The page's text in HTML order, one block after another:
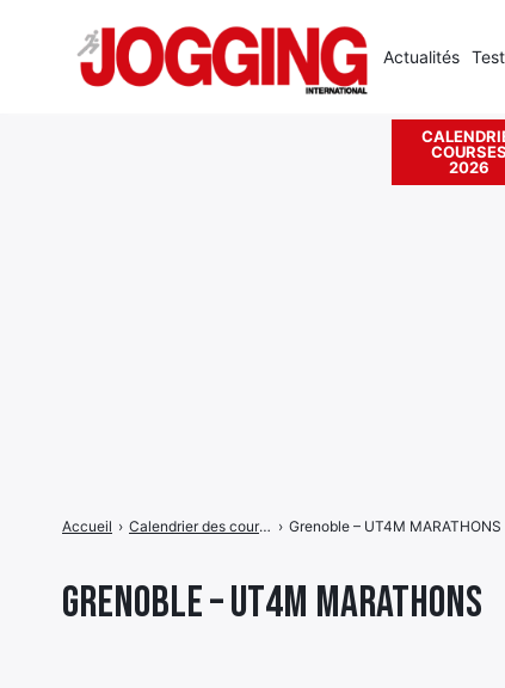
Grenoble – UT4M MARATHONS
Accueil › Calendrier des courses › Grenoble – UT4M MARATHONS
Actualités
COURSES
2026
Rechercher